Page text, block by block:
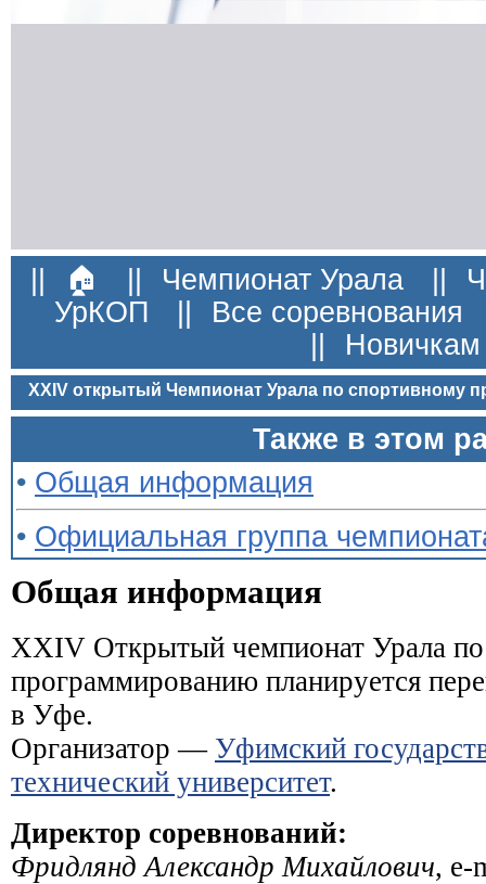
|| 🏠 || Чемпионат Урала ||
УрКОП
|| Все соревнования
||
Новичкам
XXIV открытый Чемпионат Урала по спортивному
Также в этом
• Общая информация
• Официальная группа
Общая информация
XXIV Открытый чемпионат Урала
программированию планируется
в Уфе.
Организатор — Уфимский
технический университет.
Директор соревнований:
Фридлянд Александр Михайлович, e-